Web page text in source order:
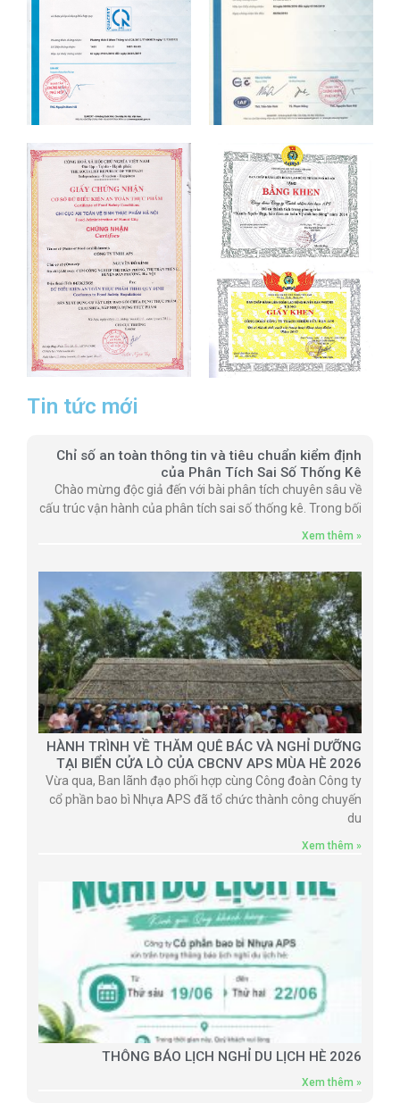
Tin tức mới
Chỉ số an toàn thông tin và tiêu chuẩn kiểm định
của Phân Tích Sai Số Thống Kê
Chào mừng độc giả đến với bài phân tích chuyên sâu về
cấu trúc vận hành của phân tích sai số thống kê. Trong bối
Xem thêm »
HÀNH TRÌNH VỀ THĂM QUÊ BÁC VÀ NGHỈ DƯỠNG
TẠI BIỂN CỬA LÒ CỦA CBCNV APS MÙA HÈ 2026
Vừa qua, Ban lãnh đạo phối hợp cùng Công đoàn Công ty
cổ phần bao bì Nhựa APS đã tổ chức thành công chuyến
du
Xem thêm »
THÔNG BÁO LỊCH NGHỈ DU LỊCH HÈ 2026
Xem thêm »